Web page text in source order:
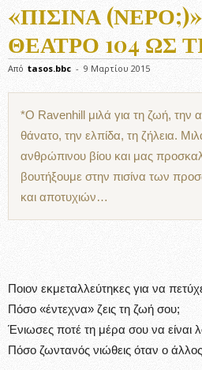
«ΠΙΣΊΝΑ
ΘΈΑΤΡΟ 104 ΩΣ
Από tasos.bbc - 9 Μαρτίου 2015
*Ο Ravenhill μιλά για τη ζωή, την
θάνατο, την ελπίδα, τη ζήλεια.
ανθρώπινου βίου και μας
βουτήξουμε στην πισίνα των
και αποτυχιών…
Ποιον εκμεταλλεύτηκες για να
Πόσο «έντεχνα» ζεις τη ζωή σου;
Ένιωσες ποτέ τη μέρα σου να είναι
Πόσο ζωντανός νιώθεις όταν ο